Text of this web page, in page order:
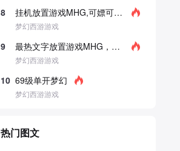
8 挂机放置游戏MHG,可嫖可氪玩法多样∩_∩
梦幻西游游戏
9 最热文字放置游戏MHG，可嫖可氪，千万不要
梦幻西游游戏
10 69级单开梦幻
梦幻西游游戏
热门图文